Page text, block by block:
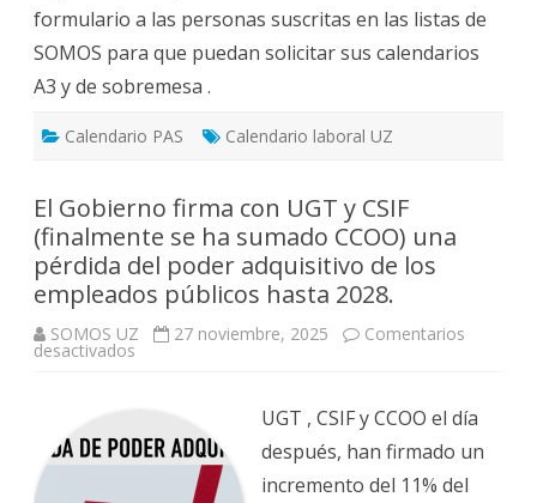
formulario a las personas suscritas en las listas de
SOMOS para que puedan solicitar sus calendarios
A3 y de sobremesa .
Calendario PAS Calendario laboral UZ
El Gobierno firma con UGT y CSIF
(finalmente se ha sumado CCOO) una
pérdida del poder adquisitivo de los
empleados públicos hasta 2028.
SOMOS UZ 27 noviembre, 2025 Comentarios
desactivados
y
(finalmente
UGT , CSIF y CCOO el día
después, han firmado un
incremento del 11% del